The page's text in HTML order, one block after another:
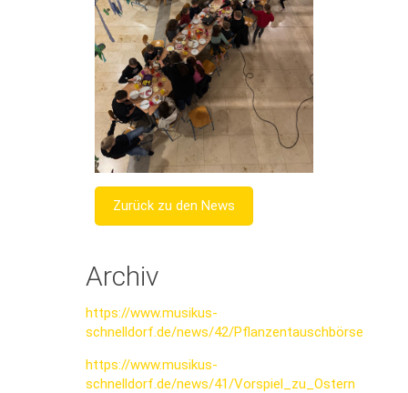
Zurück zu den News
Archiv
https://www.musikus-
schnelldorf.de/news/42/Pflanzentauschbörse
https://www.musikus-
schnelldorf.de/news/41/Vorspiel_zu_Ostern